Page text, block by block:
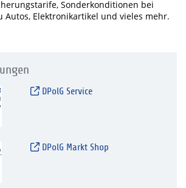
Sonderkonditionen bei
Autos, Elektronikartikel und vieles mehr.
DPolG Service
DPolG Markt Shop